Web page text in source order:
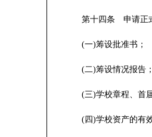
第十四条 申请正式
(一)筹设批准书；
(二)筹设情况报告
(三)学校章程、首届
(四)学校资产的有